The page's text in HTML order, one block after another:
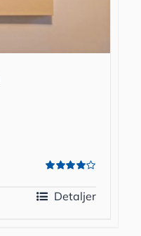
4.00
ud af 5
Detaljer